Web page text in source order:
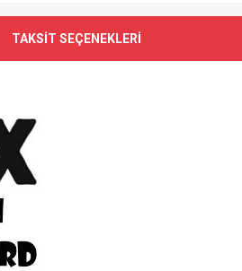
TAKSİT SEÇENEKLERİ